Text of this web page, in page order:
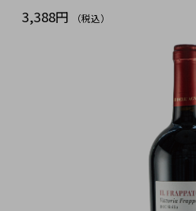
3,388円
（税込）